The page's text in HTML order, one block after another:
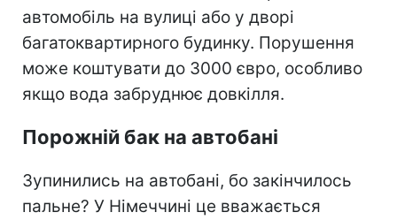
автомобіль на вулиці або у дворі
багатоквартирного будинку. Порушення
може коштувати до 3000 євро, особливо
якщо вода забруднює довкілля.
Порожній бак на автобані
Зупинились на автобані, бо закінчилось
пальне? У Німеччині це вважається